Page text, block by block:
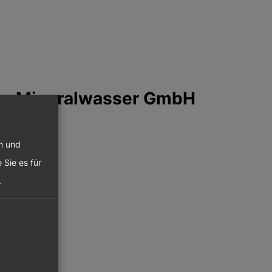
Mineralwasser GmbH
und
Sie es für